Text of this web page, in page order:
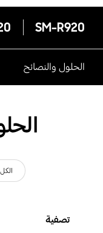
SM-R920
الحلول والنصائح
الكل
تصفية